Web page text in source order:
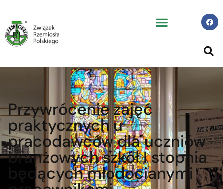
Przywrócenie zajęć
praktycznych u
pracodawców dla uczniów
branżowych szkół I stopnia
będących młodocianymi